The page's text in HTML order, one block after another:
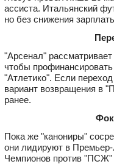
ассиста. Итальянский
но без снижения
"Арсенал"
чтобы
"Атлетико". Если
вариант возвращения в
ранее.
Пока же "канониры"
они лидируют в Премьер-
Чемпионов против "ПСЖ"